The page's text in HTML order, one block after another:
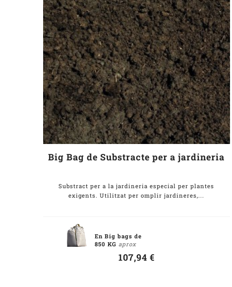
Big Bag de Substracte per a jardineria
Substract per a la jardineria especial per plantes
exigents. Utilitzat per omplir jardineres,...
En Big bags de
850 KG aprox
107,94 €